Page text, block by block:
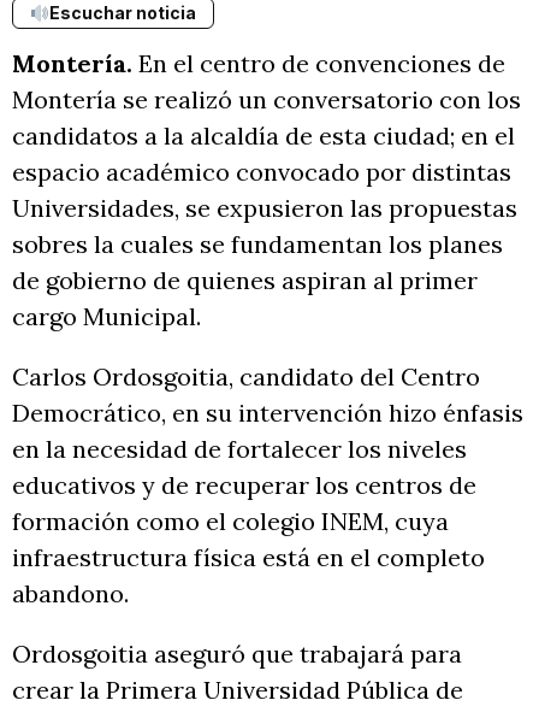
Escuchar noticia
Montería. En el centro de convenciones de
Montería se realizó un conversatorio con los
candidatos a la alcaldía de esta ciudad; en el
espacio académico convocado por distintas
Universidades, se expusieron las propuestas
sobres la cuales se fundamentan los planes
de gobierno de quienes aspiran al primer
cargo Municipal.
Carlos Ordosgoitia, candidato del Centro
Democrático, en su intervención hizo énfasis
en la necesidad de fortalecer los niveles
educativos y de recuperar los centros de
formación como el colegio INEM, cuya
infraestructura física está en el completo
abandono.
Ordosgoitia aseguró que trabajará para
crear la Primera Universidad Pública de